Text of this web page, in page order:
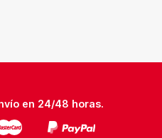
en 24/48 horas.